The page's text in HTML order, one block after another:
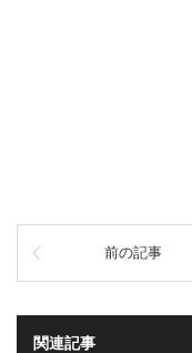
前の記事
関連記事